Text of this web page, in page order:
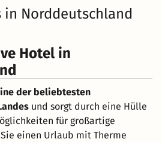
Norddeutschland
Hotel in
der beliebtesten
und sorgt durch eine Hülle
für großartige
einen Urlaub mit Therme